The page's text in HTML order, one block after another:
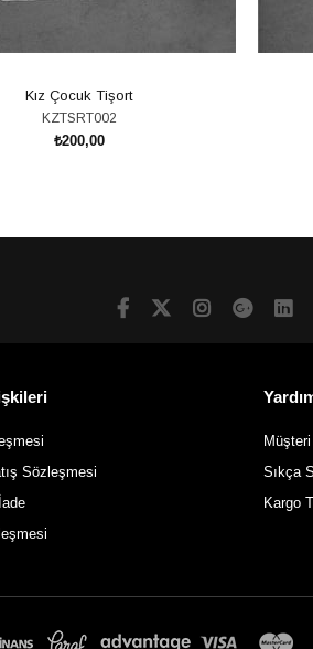
Kız Çocuk Tişort
KZTSRT002
₺200,00
Sözleşmesi
Sıkça
Kargo